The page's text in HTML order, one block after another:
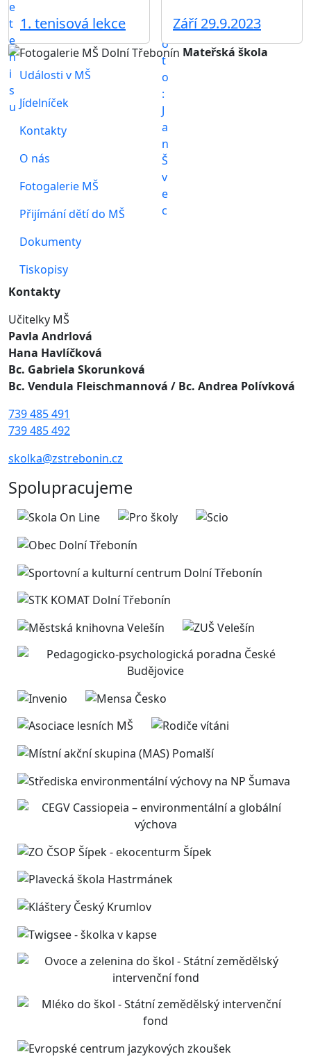
1. tenisová lekce Září 29.9.2023
Mateřská škola
Události v MŠ
Jídelníček
Kontakty
O nás
Fotogalerie MŠ
Přijímání dětí do MŠ
Dokumenty
Tiskopisy
Kontakty
Učitelky MŠ
Pavla Andrlová
Hana Havlíčková
Bc. Gabriela Skorunková
Bc. Vendula Fleischmannová / Bc. Andrea Polívková
739 485 491
739 485 492
skolka@zstrebonin.cz
Spolupracujeme